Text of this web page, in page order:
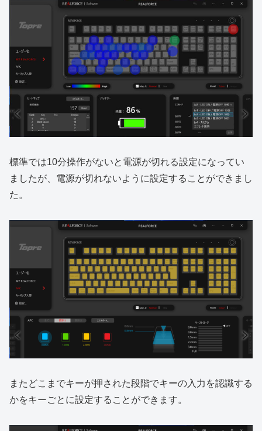
標準では10分操作がないと電源が切れる設定になってい
ましたが、電源が切れないように設定することができまし
た。
またどこまでキーが押された段階でキーの入力を認識する
かをキーごとに設定することができます。